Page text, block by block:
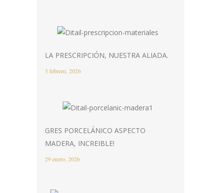
LA PRESCRIPCIÓN, NUESTRA ALIADA.
3 febrero, 2026
GRES PORCELÁNICO ASPECTO
MADERA, INCREIBLE!
29 enero, 2026